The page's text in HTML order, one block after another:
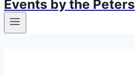
Events by the Peters